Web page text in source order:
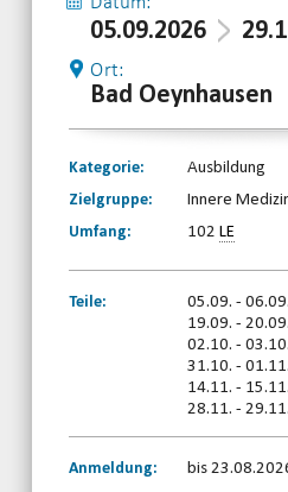
05.09.2026
Ort:
Bad Oeynhausen
Kategorie:
Ausbildung
Zielgruppe:
Innere
Umfang:
102LE
Teile:
05.09. -
19.09. -
02.10. -
31.10. -
14.11. -
28.11. -
Anmeldung: bis